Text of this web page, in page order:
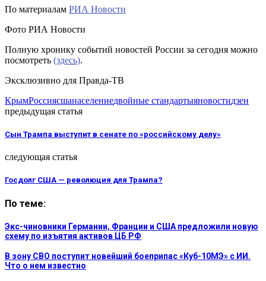
По материалам РИА Новости
Фото РИА Новости
Полную хронику событий новостей России за сегодня можно
посмотреть (здесь).
Эксклюзивно для Правда-ТВ
КрымРоссиясшанаселениедвойные стандартыяновостидзен
предыдущая статья
Сын Трампа выступит в сенате по «российскому делу»
следующая статья
Госдолг США — революция для Трампа?
По теме:
Экс-чиновники Германии, Франции и США предложили новую
схему по изъятия активов ЦБ РФ
В зону СВО поступит новейший боеприпас «Куб-10МЭ» с ИИ.
Что о нем известно